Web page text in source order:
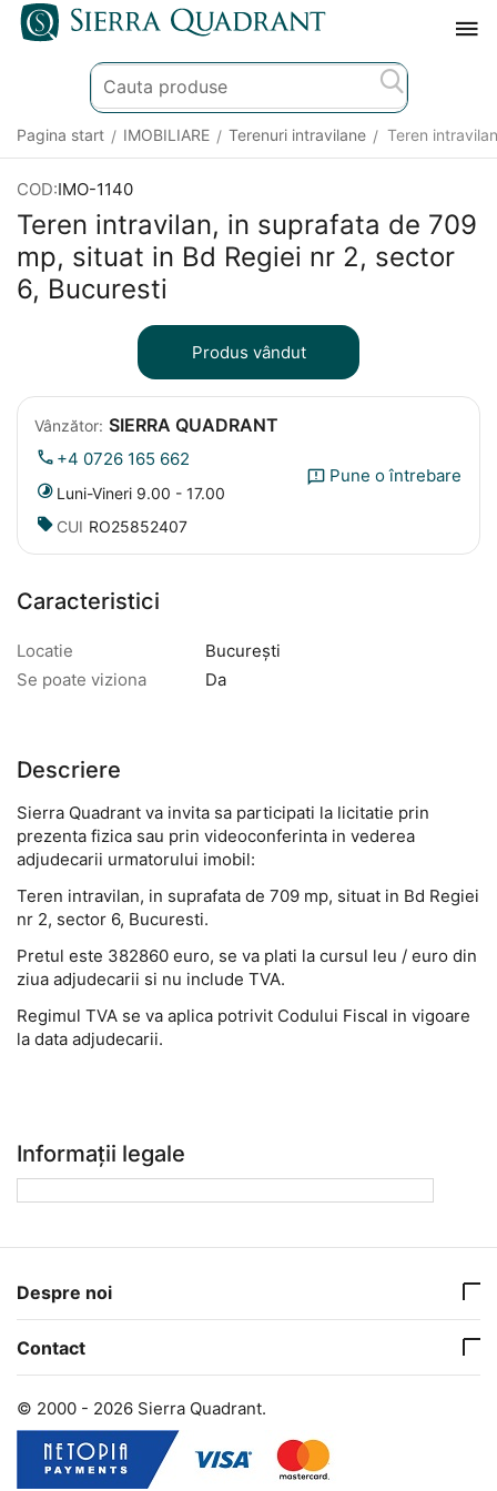
Pagina start / IMOBILIARE / Terenuri intravilane / Teren
COD:IMO-1140
Teren intravilan, in suprafata de 709
mp, situat in Bd Regiei nr 2, sector
6, Bucuresti​
Produs vândut
Vânzător: SIERRA QUADRANT
+4 0726 165 662
Luni-Vineri 9.00 - 17.00
CUI RO25852407
Pune o întrebare
Caracteristici
Locatie
București
Se poate viziona
Da
Descriere
Sierra Quadrant va invita sa participati la licitatie prin
prezenta fizica sau prin videoconferinta in vederea
adjudecarii urmatorului imobil:
Teren intravilan, in suprafata de 709 mp, situat in Bd Regiei
nr 2, sector 6, Bucuresti.
Pretul este 382860 euro, se va plati la cursul leu / euro din
ziua adjudecarii si nu include TVA.
Regimul TVA se va aplica potrivit Codului Fiscal in vigoare
la data adjudecarii.
Informații legale
Despre noi
Contact
© 2000 - 2026 Sierra Quadrant.